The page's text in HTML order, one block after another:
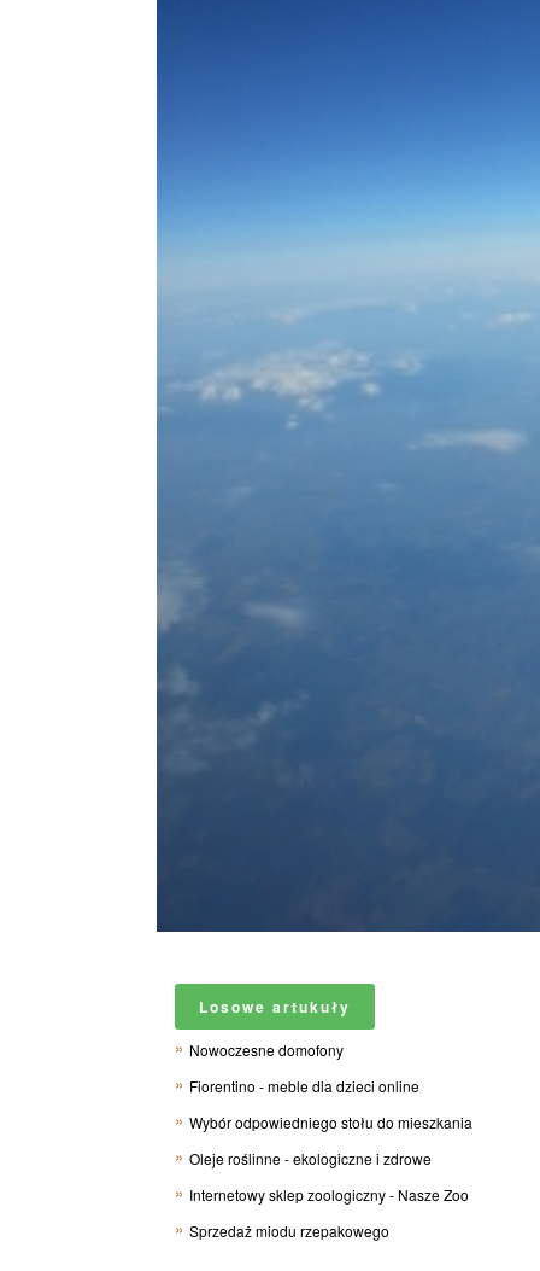
Losowe artukuły
Nowoczesne domofony
Fiorentino - meble dla dzieci online
Wybór odpowiedniego stołu do mieszkania
Oleje roślinne - ekologiczne i zdrowe
Internetowy sklep zoologiczny - Nasze Zoo
Sprzedaż miodu rzepakowego